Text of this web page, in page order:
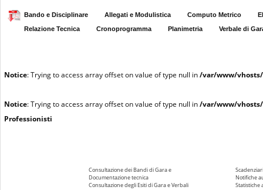
Bando e Disciplinare Allegati e Modulistica Computo Metrico
Relazione Tecnica
Cronoprogramma Planimetria Verbale di
Notice: Trying to access array offset on value of type null in/var/www/
Notice: Trying to access array offset on value of type null in/var/www/
Professionisti
Consultazione dei Bandi di Gara e
Documentazione tecnica
Consultazione degli Esiti di Gara e Verbali
Notifiche
Statistiche